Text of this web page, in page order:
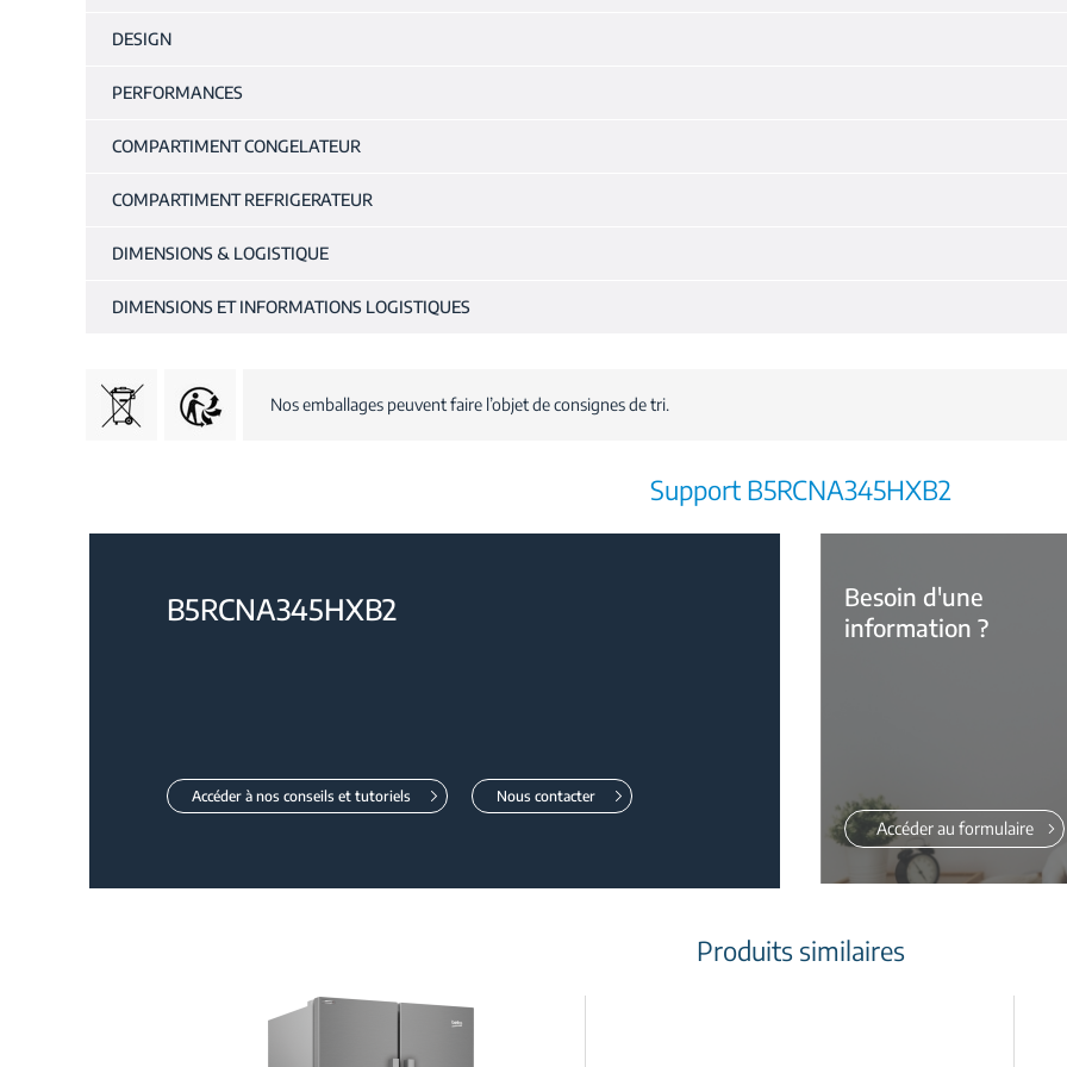
DESIGN
PERFORMANCES
COMPARTIMENT CONGELATEUR
COMPARTIMENT REFRIGERATEUR
DIMENSIONS & LOGISTIQUE
DIMENSIONS ET INFORMATIONS LOGISTIQUES
Nos emballages peuvent faire l’objet de consignes de tri.
Support B5RCNA345HXB2
B5RCNA345HXB2
Accéder à nos conseils et tutoriels Nous contacter
Besoin d'une
information ?
Accéder au formulaire
Produits similaires